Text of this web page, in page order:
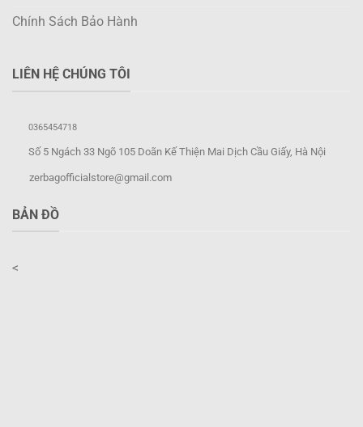
Chính Sách Bảo Hành
LIÊN HỆ CHÚNG TÔI
0365454718
Số 5 Ngách 33 Ngõ 105 Doãn Kế Thiện Mai Dịch Cầu Giấy, Hà Nội
zerbagofficialstore@gmail.com
BẢN ĐỒ
<